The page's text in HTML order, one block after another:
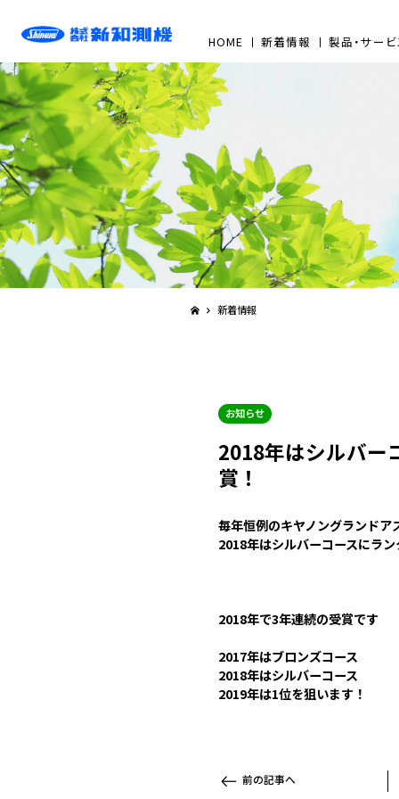
HOME 新着情報 製品・サー
新着情報
お知らせ
2018年はシルバ
賞！
毎年恒例のキヤノングランドア
2018年はシルバーコースにラ
2018年で3年連続の受賞です
2017年はブロンズコース
2018年はシルバーコース
2019年は1位を狙います！
前の記事へ